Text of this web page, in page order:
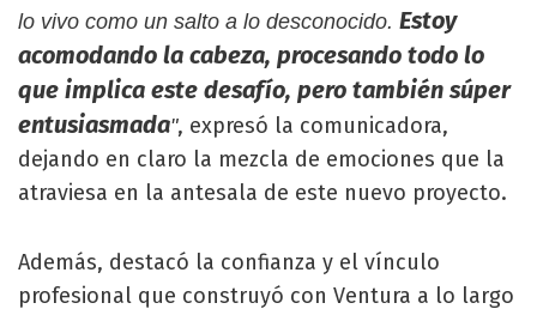
lo vivo como un salto a lo desconocido. Estoy
acomodando la cabeza, procesando todo lo
que implica este desafío, pero también súper
entusiasmada", expresó la comunicadora,
dejando en claro la mezcla de emociones que la
atraviesa en la antesala de este nuevo proyecto.
Además, destacó la confianza y el vínculo
profesional que construyó con Ventura a lo largo